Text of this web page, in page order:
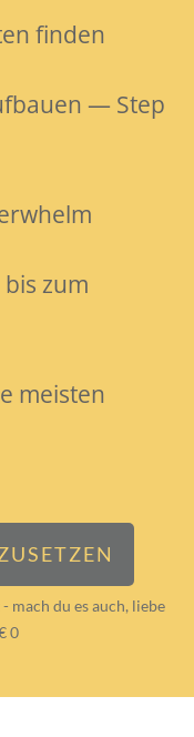
finden
— Step
zum
meisten
mach du es auch, liebe
0